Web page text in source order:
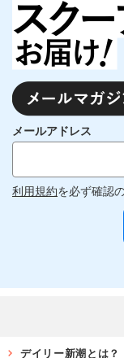
メールアドレス
利用規約を必ず確認
デイリー新潮とは？